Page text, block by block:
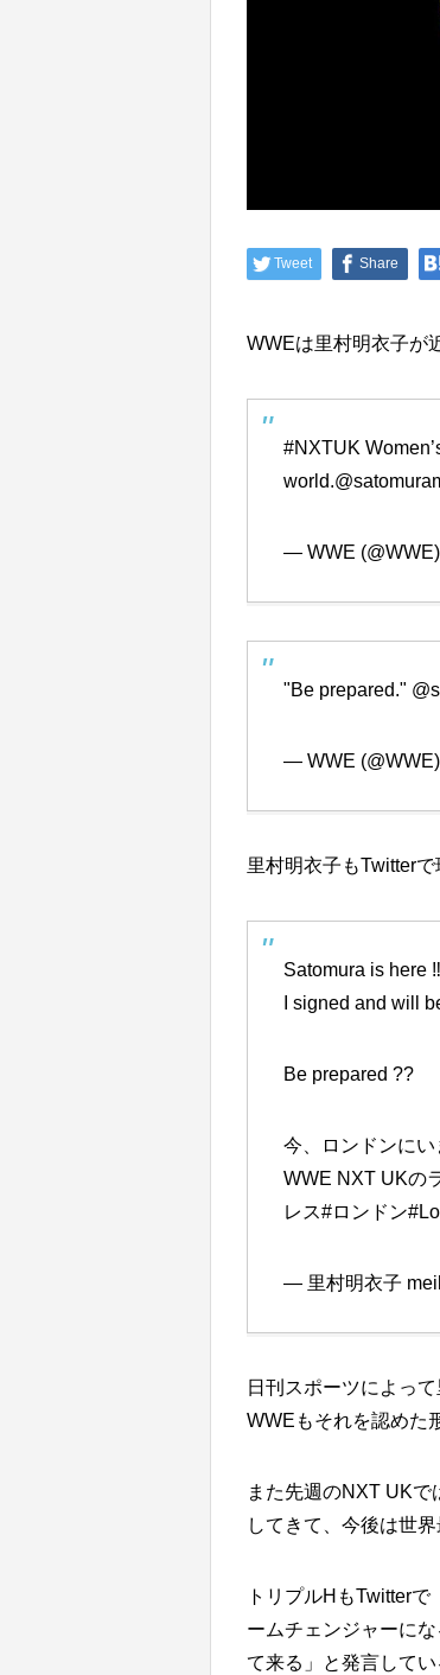
Tweet Share
WWEは里村明衣子が
#NXTUK
world.
— WWE (@WWE)
"Be prepared."
— WWE (@WWE)
里村明衣子もTwitter
Satomura is here ‼️
I signed and will
Be prepared ??
今、ロンドンにい
WWE NXT UKの
レス#ロンドン
— 里村明衣子
日刊スポーツによっ
WWEもそれを認めた
また先週のNXT UKで
してきて、今後は世
トリプルHもTwitter
ームチェンジャーに
て来る」と発言して